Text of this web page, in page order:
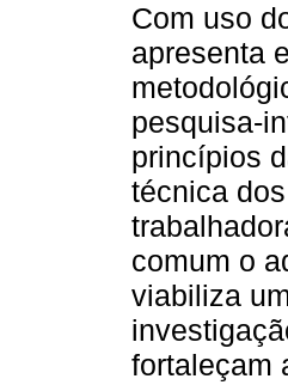
Com uso
apresenta
pesquisa-
princípios
técnica
comum o
viabiliza
fortaleçam